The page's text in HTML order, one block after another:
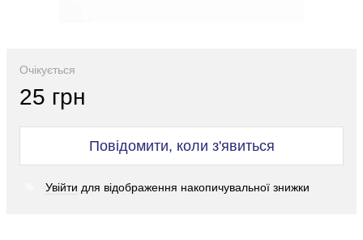
Очікується
25 грн
Повідомити, коли з'явиться
Увійти для відображення накопичувальної знижки